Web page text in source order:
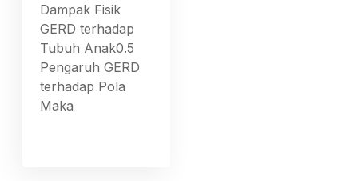
Dampak Fisik
GERD terhadap
Tubuh Anak0.5
Pengaruh GERD
terhadap Pola
Maka